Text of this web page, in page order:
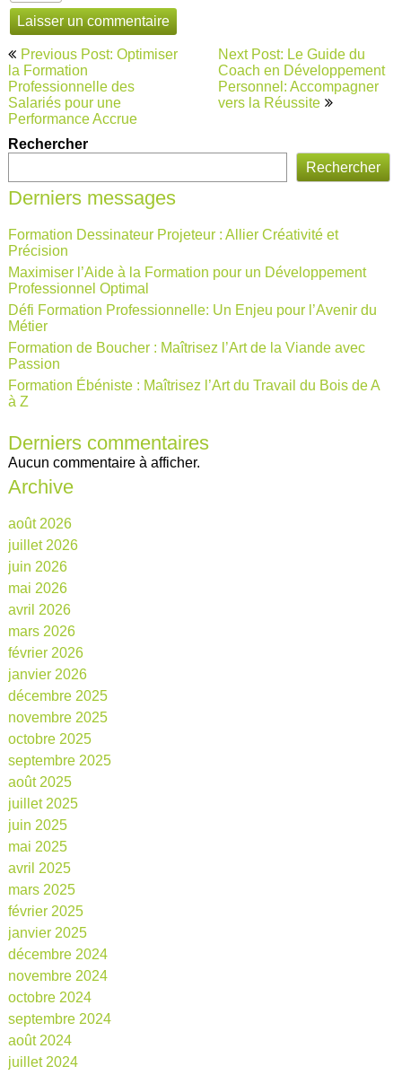
Navigation
de
l’article
Previous Post: Optimiser
la Formation
Professionnelle des
Salariés pour une
Performance Accrue
Next Post: Le Guide du
Coach en Développement
Personnel: Accompagner
vers la Réussite
Rechercher
Rechercher
Derniers messages
Formation Dessinateur Projeteur : Allier Créativité et
Précision
Maximiser l’Aide à la Formation pour un Développement
Professionnel Optimal
Défi Formation Professionnelle: Un Enjeu pour l’Avenir du
Métier
Formation de Boucher : Maîtrisez l’Art de la Viande avec
Passion
Formation Ébéniste : Maîtrisez l’Art du Travail du Bois de A
à Z
Derniers commentaires
Aucun commentaire à afficher.
Archive
août 2026
juillet 2026
juin 2026
mai 2026
avril 2026
mars 2026
février 2026
janvier 2026
décembre 2025
novembre 2025
octobre 2025
septembre 2025
août 2025
juillet 2025
juin 2025
mai 2025
avril 2025
mars 2025
février 2025
janvier 2025
décembre 2024
novembre 2024
octobre 2024
septembre 2024
août 2024
juillet 2024